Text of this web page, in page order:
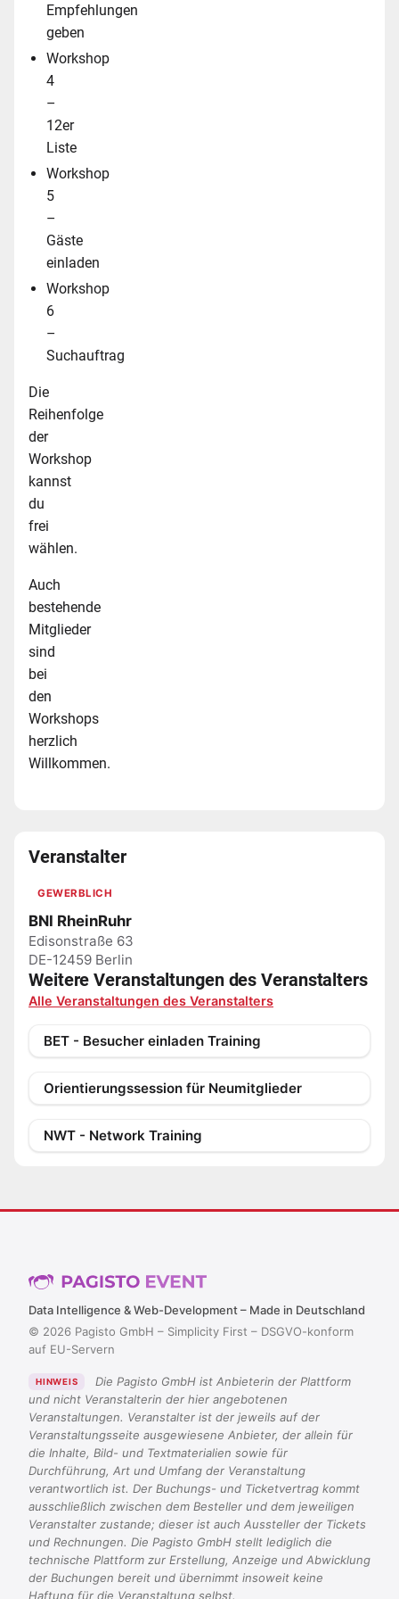
Empfehlungen
geben
Workshop
4
–
12er
Liste
Workshop
5
–
Gäste
einladen
Workshop
6
–
Suchauftrag
Die
Reihenfolge
der
Workshop
kannst
du
frei
wählen.
Auch
bestehende
Mitglieder
sind
bei
den
Workshops
herzlich
Willkommen.
Veranstalter
GEWERBLICH
BNI RheinRuhr
Edisonstraße 63
DE-12459 Berlin
Weitere Veranstaltungen des Veranstalters
Alle Veranstaltungen des Veranstalters
BET - Besucher einladen Training
Orientierungssession für Neumitglieder
NWT - Network Training
Data Intelligence & Web-Development – Made in Deutschland
© 2026 Pagisto GmbH – Simplicity First – DSGVO-konform
auf EU-Servern
HINWEIS
Die Pagisto GmbH ist Anbieterin der Plattform
und nicht Veranstalterin der hier angebotenen
Veranstaltungen. Veranstalter ist der jeweils auf der
Veranstaltungsseite ausgewiesene Anbieter, der allein für
die Inhalte, Bild- und Textmaterialien sowie für
Durchführung, Art und Umfang der Veranstaltung
verantwortlich ist. Der Buchungs- und Ticketvertrag kommt
ausschließlich zwischen dem Besteller und dem jeweiligen
Veranstalter zustande; dieser ist auch Aussteller der Tickets
und Rechnungen. Die Pagisto GmbH stellt lediglich die
technische Plattform zur Erstellung, Anzeige und Abwicklung
der Buchungen bereit und übernimmt insoweit keine
Haftung für die Veranstaltung selbst.